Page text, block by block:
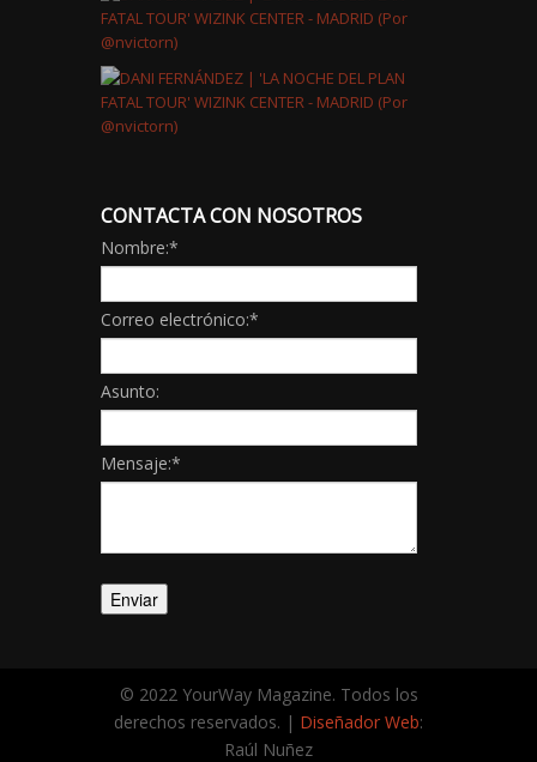
CONTACTA CON NOSOTROS
Nombre:*
Correo electrónico:*
Asunto:
Mensaje:*
© 2022 YourWay Magazine. Todos los
derechos reservados. | Diseñador Web:
Raúl Nuñez